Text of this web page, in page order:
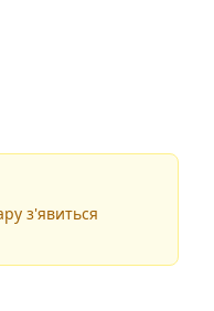
з'явиться